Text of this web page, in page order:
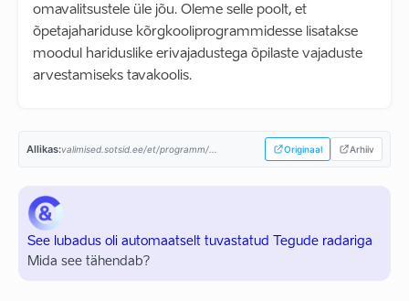
omavalitsustele üle jõu. Oleme selle poolt, et
õpetajahariduse kõrgkooliprogrammidesse lisatakse
moodul hariduslike erivajadustega õpilaste vajaduste
arvestamiseks tavakoolis.
Allikas:valimised.sotsid.ee/et/programm/... Originaal Arhiiv
See lubadus oli automaatselt tuvastatud Tegude radariga
Mida see tähendab?